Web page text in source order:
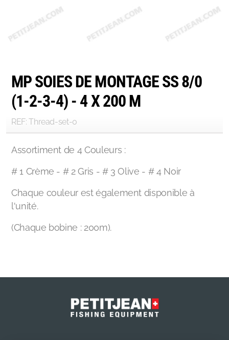
MP SOIES DE MONTAGE SS 8/0
(1-2-3-4) - 4 X 200 M
REF: Thread-set-0
Assortiment de 4 Couleurs :
# 1 Crème - # 2 Gris - # 3 Olive - # 4 Noir
Chaque couleur est également disponible à
l'unité.
(Chaque bobine : 200m).